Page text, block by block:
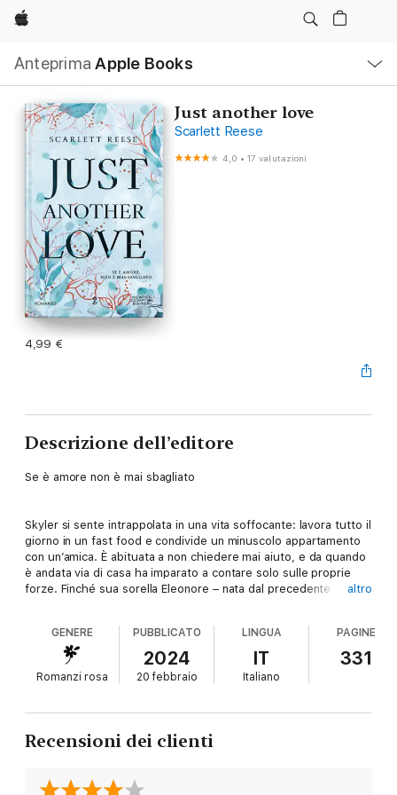
Apple
Anteprima Apple Books
locale
Apri
Menu
Just another love
Scarlett Reese
4,0 •17 valutazioni
4,99 €
Descrizione dell’editore
Se è amore non è mai sbagliato
Skyler si sente intrappolata in una vita soffocante: lavora tutto il
giorno in un fast food e condivide un minuscolo appartamento
con un’amica. È abituata a non chiedere mai aiuto, e da quando
è andata via di casa ha imparato a contare solo sulle proprie
forze. Finché sua sorella Eleonore – nata dal precedente
superare il muro di rancore eretto da Eleonore contro la nuova
famiglia del padre. E adesso, dopo anni di silenzio, sua sorella
le sembra una sconosciuta tanto quanto Mason, l’uomo che ha
sposato: il cognato che Skyler neanche sapeva di avere.
grado di sconvolgere per sempre le loro esistenze…
Un romanzo unico sulla forza incontrastabile dell’amore.
altro
GENERE
Romanzi rosa
PUBBLICATO
2024
20 febbraio
LINGUA
IT
Italiano
PAGINE
331
Recensioni dei clienti